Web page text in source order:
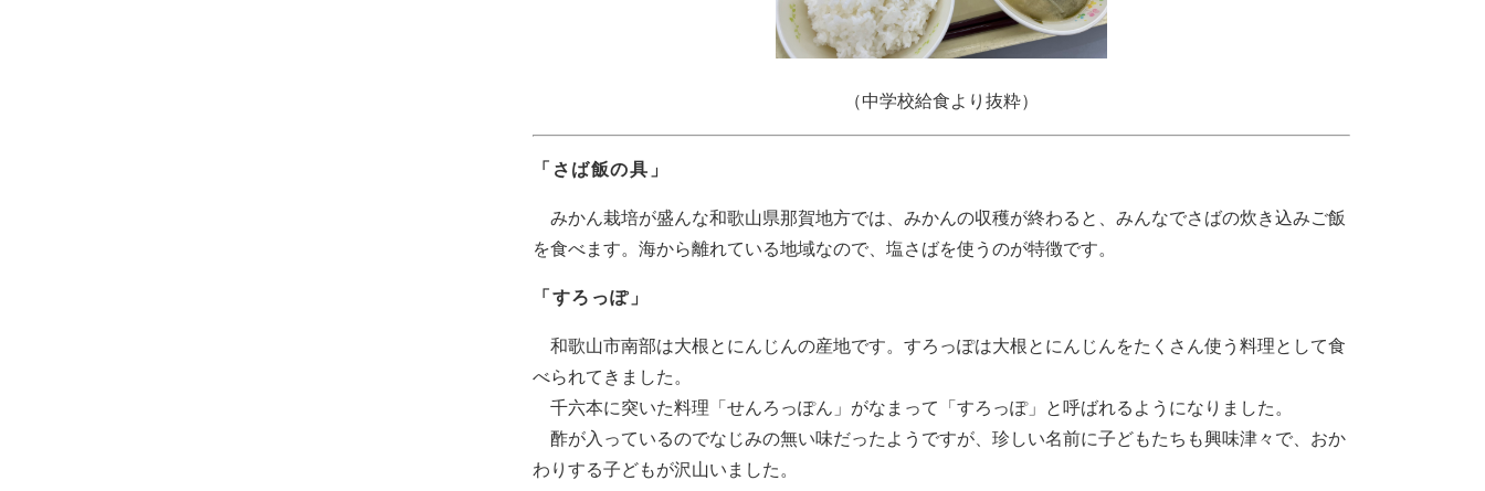
（中学校給食より抜粋）
「さば飯の具」
みかん栽培が盛んな和歌山県那賀地方では、みかんの収穫が終わると、みんなでさばの炊き込みご飯
を食べます。海から離れている地域なので、塩さばを使うのが特徴です。
「すろっぽ」
和歌山市南部は大根とにんじんの産地です。すろっぽは大根とにんじんをたくさん使う料理として食
べられてきました。
千六本に突いた料理「せんろっぽん」がなまって「すろっぽ」と呼ばれるようになりました。
酢が入っているのでなじみの無い味だったようですが、珍しい名前に子どもたちも興味津々で、おか
わりする子どもが沢山いました。